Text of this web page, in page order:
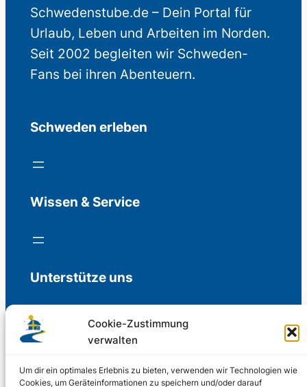
Cookie-Zustimmung
verwalten
Um dir ein optimales Erlebnis zu bieten, verwenden wir Technologien wie
Cookies, um Geräteinformationen zu speichern und/oder darauf
Schwedenstube.de – Dein Portal für
Urlaub, Leben und Arbeiten im Norden.
Seit 2002 begleiten wir Schweden-
Fans bei ihren Abenteuern.
Schweden erleben
Wissen & Service
Unterstütze uns
Freiwillige Spenden für die Aufrechterhaltung